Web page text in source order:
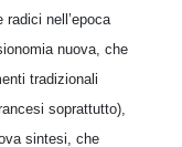
nell’epoca
nuova, che
tradizionali
soprattutto),
sintesi, che